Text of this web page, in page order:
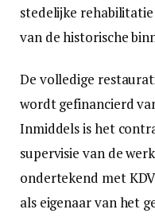
stedelijke
van de historische
De volledige
wordt gefinancierd
Inmiddels is het
supervisie van de
ondertekend met
als eigenaar van het